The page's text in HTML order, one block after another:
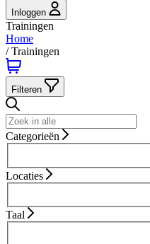
Inloggen
Trainingen
Home
/Trainingen
Filteren
Categorieën
Locaties
Taal